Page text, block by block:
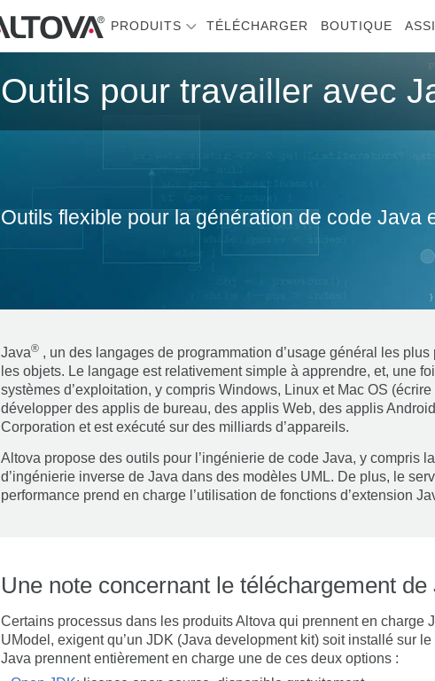
PRODUITS TÉLÉCHARGER BOUTIQUE
Outils pour travailler avec
Outils flexible pour la génération de code Java
Java® , un des langages de programmation d’usage général les
les objets. Le langage est relativement simple à apprendre, et, une
systèmes d’exploitation, y compris Windows, Linux et Mac OS
développer des applis de bureau, des applis Web, des applis
Corporation et est exécuté sur des milliards d’appareils.
Altova propose des outils pour l’ingénierie de code Java, y compris
d’ingénierie inverse de Java dans des modèles UML. De plus, le
performance prend en charge l’utilisation de fonctions d’extension
Une note concernant le téléchargement de
Certains processus dans les produits Altova qui prennent en charge
UModel, exigent qu’un JDK (Java development kit) soit installé sur
Java prennent entièrement en charge une de ces deux options :